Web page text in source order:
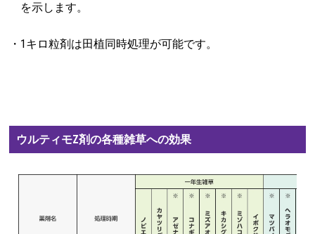
を示します。
・1キロ粒剤は田植同時処理が可能です。
ウルティモZ剤の各種雑草への効果